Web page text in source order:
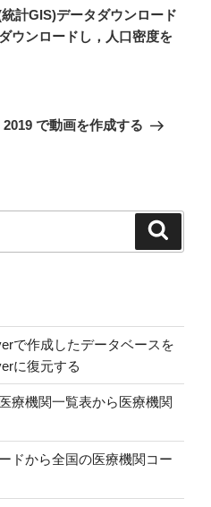
計GIS)データダウンロード
ウンロードし，人口密度を
で動画を作成する
で作成したデータベースを
に復元する
療機関一覧表から医療機関
ドから全国の医療機関コー